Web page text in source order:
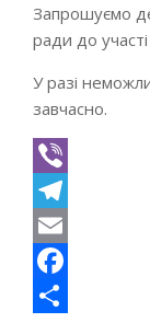
Запрошуємо
ради до
У разі
завчасно.
Viber
Telegram
Email
Facebook